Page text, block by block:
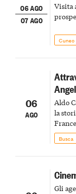
06 AGO
07 AGO
Visita
Cuneo
06
AGO
Aldo
la
agliBusca
Gli